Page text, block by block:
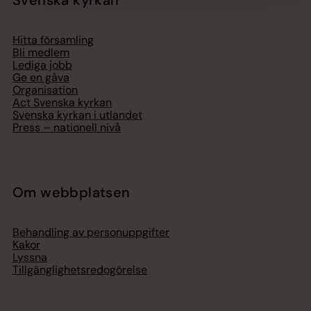
Hitta församling
Bli medlem
Lediga jobb
Ge en gåva
Organisation
Act Svenska kyrkan
Svenska kyrkan i utlandet
Press – nationell nivå
Om webbplatsen
Behandling av personuppgifter
Kakor
Lyssna
Tillgänglighetsredogörelse